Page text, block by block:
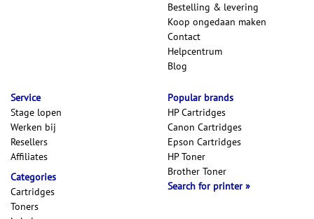
Bestelling & levering
Koop ongedaan maken
Contact
Helpcentrum
Blog
Service
Stage lopen
Werken bij
Resellers
Affiliates
Categories
Cartridges
Toners
Popular brands
HP Cartridges
Canon Cartridges
Epson Cartridges
HP Toner
Brother Toner
Search for printer